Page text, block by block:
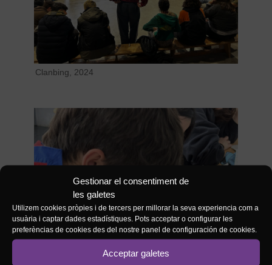
Gestionar el consentiment de
les galetes
Utilizem cookies pròpies i de tercers per millorar la seva experiencia com a
usuària i captar dades estadístiques. Pots acceptar o configurar les
preferèncias de cookies des del nostre panel de configuración de cookies.
Acceptar galetes
Clanbing, 2024